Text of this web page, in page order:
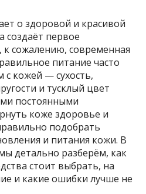
о здоровой и красивой
создаёт первое
к сожалению, современная
питание часто
с кожей — сухость,
и тусклый цвет
постоянными
коже здоровье и
подобрать
и питания кожи. В
детально разберём, как
стоит выбрать, на
и какие ошибки лучше не